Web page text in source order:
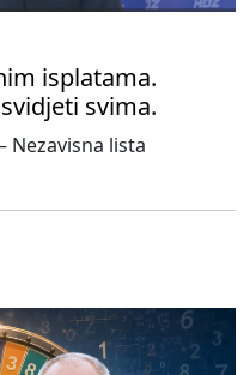
isplatama.
svima.
Nezavisna lista